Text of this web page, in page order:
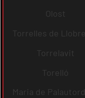
Olost
Torrelles de
Torrelavit
Torelló
Maria de